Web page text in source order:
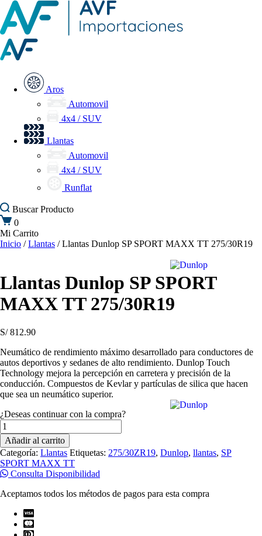
Aros
Automovil
4x4 / SUV
Llantas
Automovil
4x4 / SUV
Runflat
BuscarProducto
0
Mi Carrito
Inicio /Llantas / Llantas Dunlop SP SPORT MAXX TT 275/30R19
Llantas Dunlop SP SPORT
MAXX TT 275/30R19
S/812.90
Neumático de rendimiento máximo desarrollado para conductores de
autos deportivos y sedanes de alto rendimiento. Dunlop Touch
Technology mejora la percepción en carretera y precisión de la
conducción. Compuestos de Kevlar y partículas de silica que hacen
que sea un neumático superior.
¿Deseas continuar con la compra?
Llantas
Dunlop
SP
SPORT
MAXX
TT
cantidad
Añadir al carrito
Categoría: Llantas Etiquetas: 275/30ZR19, Dunlop, llantas, SP
SPORT MAXX TT
Consulta Disponibilidad
Aceptamos todos los métodos de pagos para esta compra